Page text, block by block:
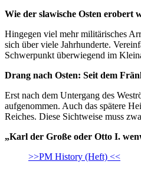
Wie der slawische Osten erobert
Hingegen viel mehr militärisches
sich über viele Jahrhunderte.
Schwerpunkt überwiegend im
Drang nach Osten: Seit dem
Erst nach dem Untergang des
aufgenommen. Auch das spätere
Reiches. Diese Sichtweise muss
„Karl der Große oder Otto I.
>>PM History (Heft) <<